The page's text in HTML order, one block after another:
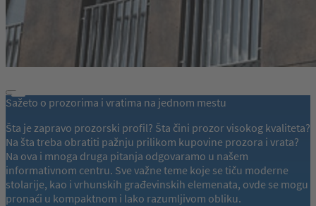
Sažeto o prozorima i vratima na jednom mestu
Šta je zapravo prozorski profil? Šta čini prozor visokog kvaliteta?
Na šta treba obratiti pažnju prilikom kupovine prozora i vrata?
Na ova i mnoga druga pitanja odgovaramo u našem
informativnom centru. Sve važne teme koje se tiču moderne
stolarije, kao i vrhunskih građevinskih elemenata, ovde se mogu
pronaći u kompaktnom i lako razumljivom obliku.